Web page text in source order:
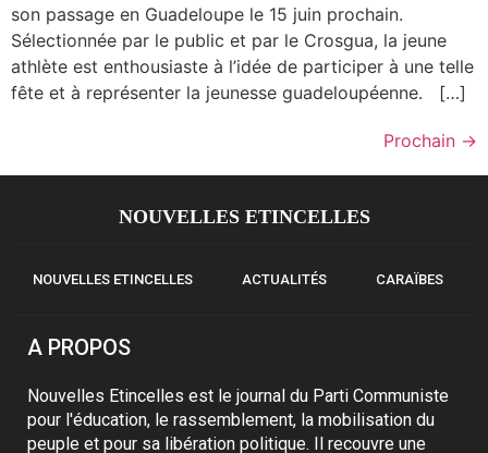
son passage en Guadeloupe le 15 juin prochain.
Sélectionnée par le public et par le Crosgua, la jeune
athlète est enthousiaste à l’idée de participer à une telle
fête et à représenter la jeunesse guadeloupéenne. […]
Prochain →
NOUVELLES ETINCELLES
NOUVELLES ETINCELLES ACTUALITÉS CARAÏBES
A PROPOS
Nouvelles Etincelles est le journal du Parti Communiste
pour l'éducation, le rassemblement, la mobilisation du
peuple et pour sa libération politique. Il recouvre une